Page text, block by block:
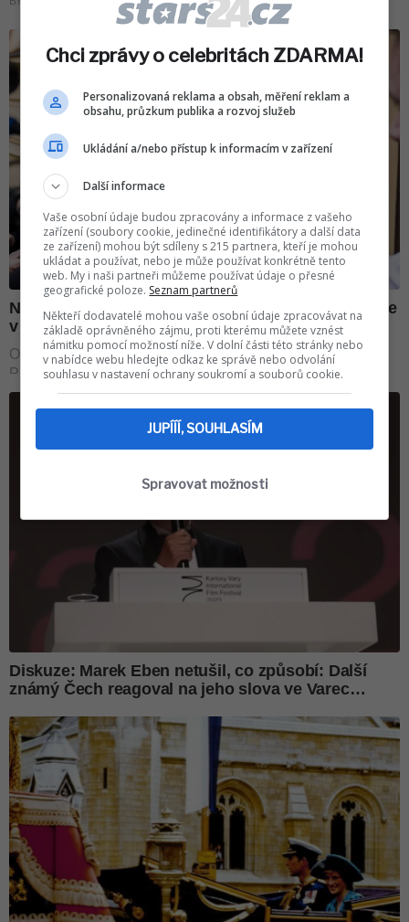
Chci zprávy o celebritách ZDARMA!
Personalizovaná reklama a obsah, měření reklam a
obsahu, průzkum publika a rozvoj služeb
Ukládání a/nebo přístup k informacím v zařízení
Další informace
Vaše osobní údaje budou zpracovány a informace z vašeho
zařízení (soubory cookie, jedinečné identifikátory a další data
ze zařízení) mohou být sdíleny s 215 partnera, kteří je mohou
ukládat a používat, nebo je může používat konkrétně tento
web. My i naši partneři můžeme používat údaje o přesné
geografické poloze. Seznam partnerů
Někteří dodavatelé mohou vaše osobní údaje zpracovávat na
základě oprávněného zájmu, proti kterému můžete vznést
námitku pomocí možností níže. V dolní části této stránky nebo
v nabídce webu hledejte odkaz ke správě nebo odvolání
souhlasu v nastavení ochrany soukromí a souborů cookie.
JUPÍÍÍ, SOUHLASÍM
Spravovat možnosti